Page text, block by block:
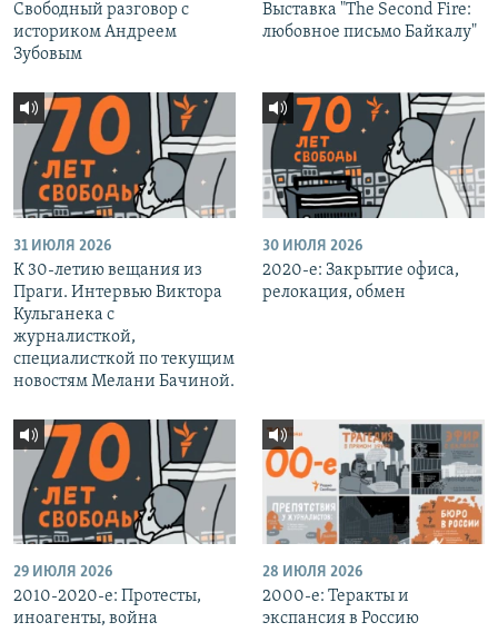
Свободный разговор с
историком Андреем
Зубовым
Выставка "The Second Fire:
любовное письмо Байкалу"
31 ИЮЛЯ 2026
К 30-летию вещания из
Праги. Интервью Виктора
Кульганека с
журналисткой,
специалисткой по текущим
новостям Мелани Бачиной.
30 ИЮЛЯ 2026
2020-е: Закрытие офиса,
релокация, обмен
29 ИЮЛЯ 2026
2010-2020-е: Протесты,
иноагенты, война
28 ИЮЛЯ 2026
2000-е: Теракты и
экспансия в Россию